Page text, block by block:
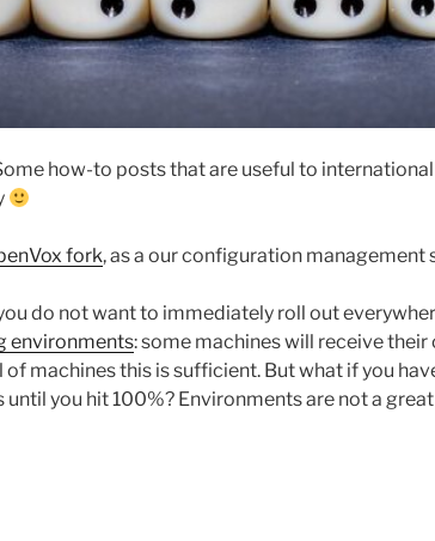
how-to posts that are useful to
fork, as a our configuration
do not want to immediately roll out
environments: some machines will receive
of machines this is sufficient. But what if you
you hit 100%? Environments are not a